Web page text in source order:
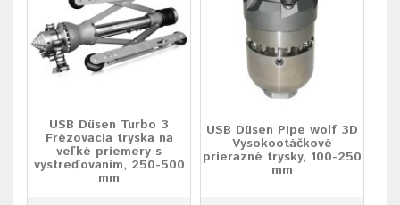
USB Düsen Turbo 3
Frézovacia tryska na
veľké priemery s
vystreďovaním, 250-500
mm
USB Düsen Pipe wolf 3D
Vysokootáčkové
prierazné trysky, 100-250
mm